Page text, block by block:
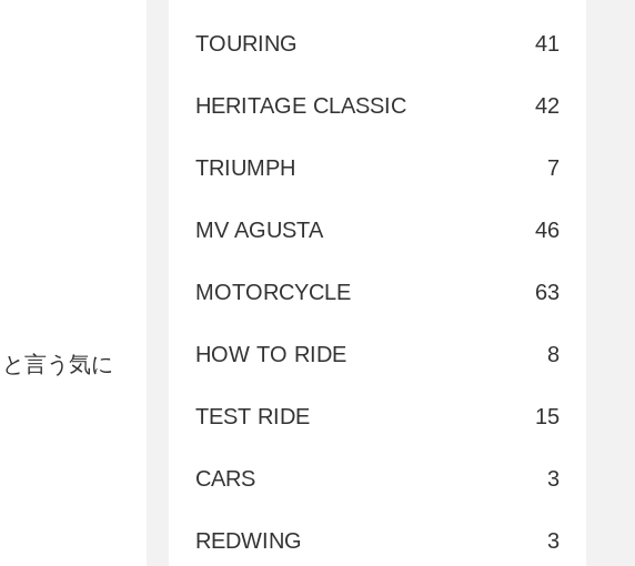
言う気に
TOURING 41
HERITAGE CLASSIC 42
TRIUMPH 7
MV AGUSTA 46
MOTORCYCLE 63
HOW TO RIDE 8
TEST RIDE 15
CARS 3
REDWING 3